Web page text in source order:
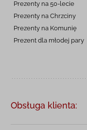
Prezenty na 50-lecie
Prezenty na Chrzciny
Prezenty na Komunię
Prezent dla młodej pary
Obsługa klienta: